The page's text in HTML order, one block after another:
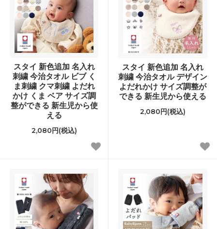
スタイ 新色追加 名入れ
刺繍 今治タオル ビブ く
ま刺繍 クマ刺繍 よだれ
かけ くま ベア サイズ調
整ができる 新生児から使
える
2,080円(税込)
スタイ 新色追加 名入れ
刺繍 今治タオル デザイン
よだれかけ サイズ調整が
できる 新生児から使える
2,080円(税込)